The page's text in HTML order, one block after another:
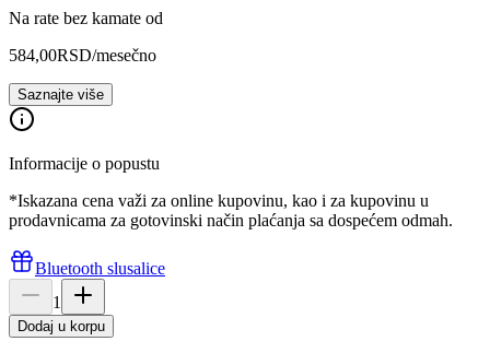
Na rate bez kamate od
584,00RSD/mesečno
Saznajte više
Informacije o popustu
*Iskazana cena važi za online kupovinu, kao i za kupovinu u
prodavnicama za gotovinski način plaćanja sa dospećem odmah.
Bluetooth slusalice
1
Dodaj u korpu